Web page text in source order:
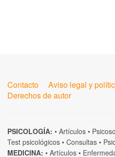
Contacto Aviso legal y
Derechos de autor
PSICOLOGÍA: • Artículos •
Test psicológicos • Consultas •
MEDICINA: • Artículos •